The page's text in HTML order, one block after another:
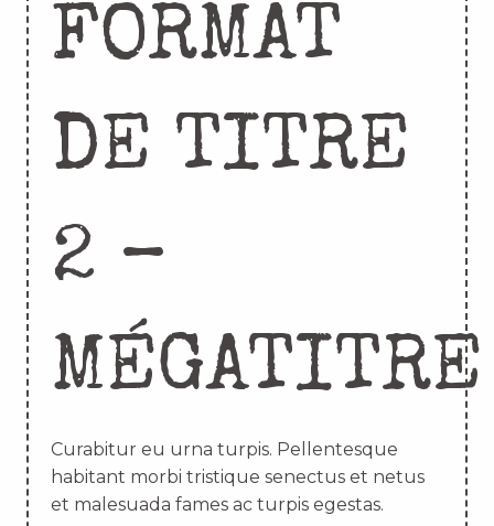
FORMAT
DE TITRE
2 –
MÉGATITRE
Curabitur eu urna turpis. Pellentesque
habitant morbi tristique senectus et netus
et malesuada fames ac turpis egestas.